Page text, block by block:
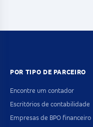
POR TIPO DE PARCEIRO
Encontre um contador
Escritórios de contabilidade
Empresas de BPO financeiro